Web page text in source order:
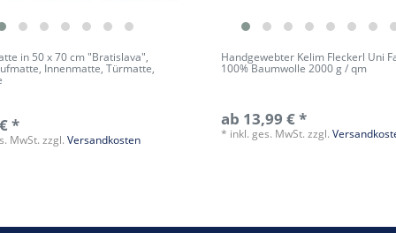
in 50 x 70 cm "Bratislava",
Innenmatte, Türmatte,
*
MwSt. zzgl.Versandkosten
Handgewebter Kelim Fleckerl Uni
100% Baumwolle 2000 g / qm
ab 13,99 € *
* inkl. ges. MwSt. zzgl.